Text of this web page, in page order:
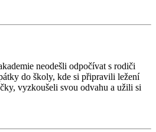
neodešli odpočívat s rodiči
do školy, kde si připravili ležení
vyzkoušeli svou odvahu a užili si